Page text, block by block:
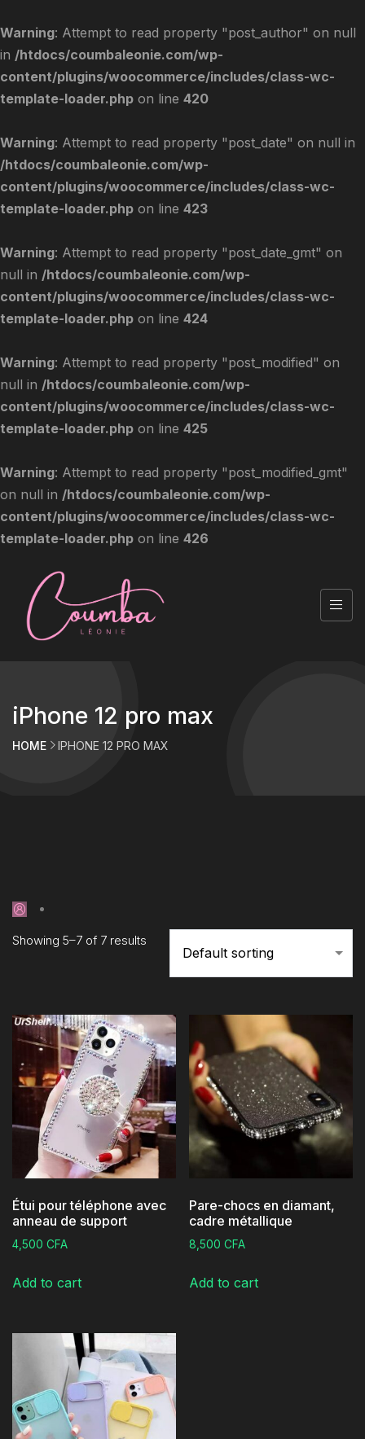
Warning: Attempt to read property "post_author" on null
in /htdocs/coumbaleonie.com/wp-
content/plugins/woocommerce/includes/class-wc-
template-loader.php on line 420
Warning: Attempt to read property "post_date" on null in
/htdocs/coumbaleonie.com/wp-
content/plugins/woocommerce/includes/class-wc-
template-loader.php on line 423
Warning: Attempt to read property "post_date_gmt" on
null in /htdocs/coumbaleonie.com/wp-
content/plugins/woocommerce/includes/class-wc-
template-loader.php on line 424
Warning: Attempt to read property "post_modified" on
null in /htdocs/coumbaleonie.com/wp-
content/plugins/woocommerce/includes/class-wc-
template-loader.php on line 425
Warning: Attempt to read property "post_modified_gmt"
on null in /htdocs/coumbaleonie.com/wp-
content/plugins/woocommerce/includes/class-wc-
template-loader.php on line 426
iPhone 12 pro max
HOME IPHONE 12 PRO MAX
Showing 5–7 of 7 results
Étui pour téléphone avec
anneau de support
4,500 CFA
Add to cart
Pare-chocs en diamant,
cadre métallique
8,500CFA
Add to cart